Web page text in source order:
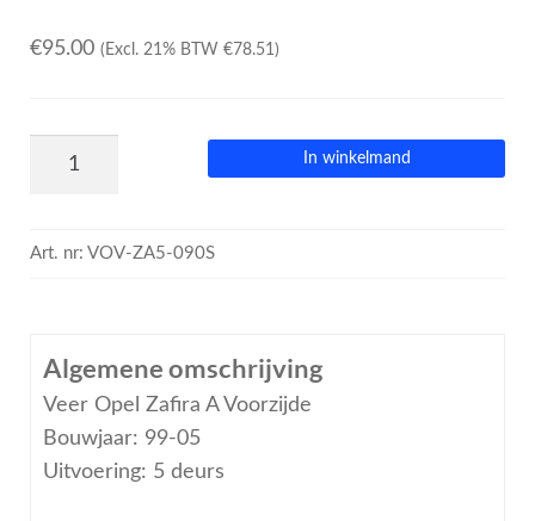
€95.00 (Excl. 21% BTW €78.51)
In winkelmand
Art. nr: VOV-ZA5-090S
Algemene omschrijving
Veer Opel Zafira A Voorzijde
Bouwjaar: 99-05
Uitvoering: 5 deurs